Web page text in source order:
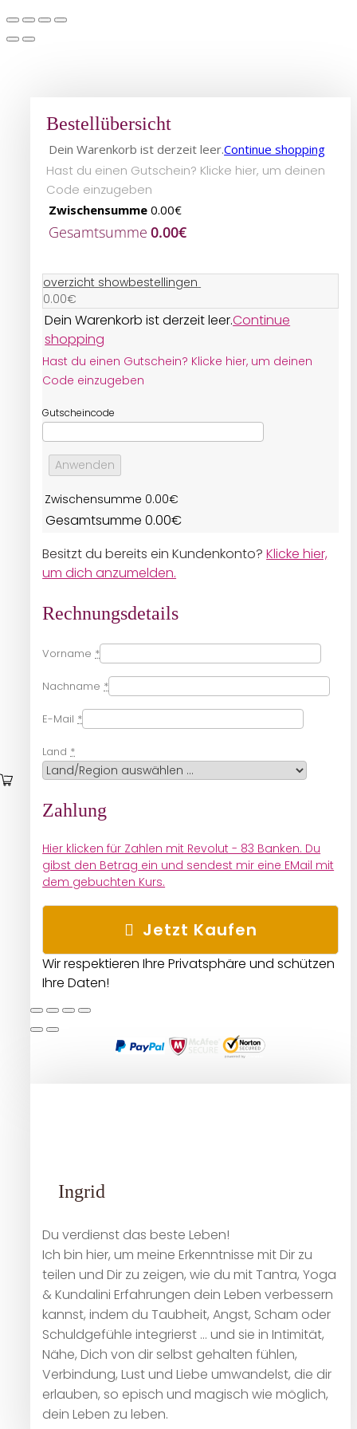
Bestellübersicht
Dein Warenkorb ist derzeit leer.Continue shopping
Hast du einen Gutschein? Klicke hier, um deinen
Code einzugeben
Zwischensumme 0.00€
Gesamtsumme 0.00€
overzicht showbestellingen
0.00€
Dein Warenkorb ist derzeit leer.Continue
shopping
Hast du einen Gutschein? Klicke hier, um deinen
Code einzugeben
Gutscheincode
Anwenden
Zwischensumme 0.00€
Gesamtsumme 0.00€
Besitzt du bereits ein Kundenkonto?Klicke hier,
um dich anzumelden.
Rechnungsdetails
Vorname *
Nachname *
E-Mail *
Land *
Zahlung
Hier klicken für Zahlen mit Revolut - 83 Banken. Du
gibst den Betrag ein und sendest mir eine EMail mit
dem gebuchten Kurs.
Jetzt Kaufen
Wir respektieren Ihre Privatsphäre und schützen
Ihre Daten!
Ingrid
Du verdienst das beste Leben!
Ich bin hier, um meine Erkenntnisse mit Dir zu
teilen und Dir zu zeigen, wie du mit Tantra, Yoga
& Kundalini Erfahrungen dein Leben verbessern
kannst, indem du Taubheit, Angst, Scham oder
Schuldgefühle integrierst … und sie in Intimität,
Nähe, Dich von dir selbst gehalten fühlen,
Verbindung, Lust und Liebe umwandelst, die dir
erlauben, so episch und magisch wie möglich,
dein Leben zu leben.